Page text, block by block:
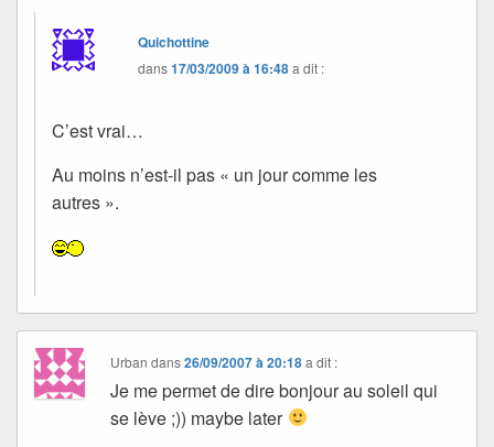
Quichottine
dans17/03/2009 à 16:48a dit :
C’est vrai…
Au moins n’est-il pas « un jour comme les
autres ».
Urban dans26/09/2007 à 20:18 a dit :
Je me permet de dire bonjour au soleil qui
se lève ;)) maybe later